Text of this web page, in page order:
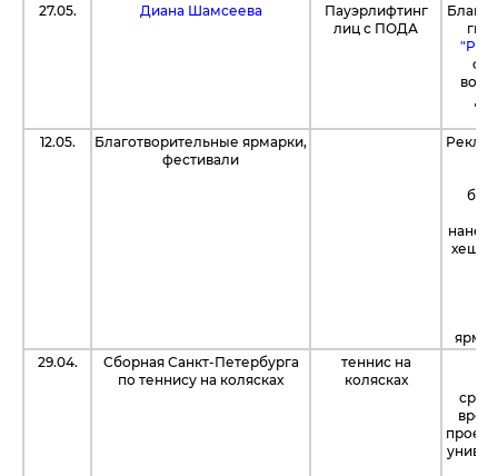
27.05. Диана Шамсеева
Пауэрлифтинг
лиц с ПОДА
12.05.
Благотворительные ярмарки,
фестивали
29.04.
Сборная Санкт-Петербурга
по теннису на колясках
теннис на
колясках